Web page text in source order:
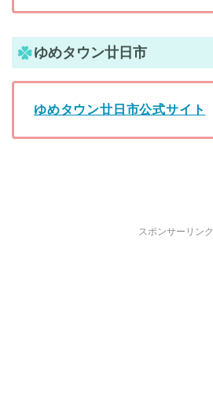
ゆめタウン廿日市
ゆめタウン廿日市公式サイト
スポンサーリンク